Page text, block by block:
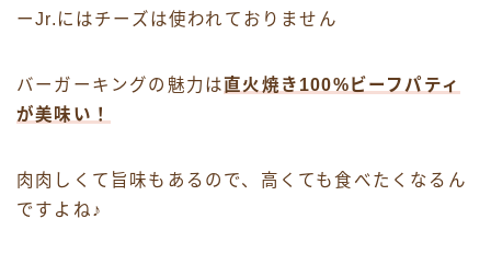
ーJr.にはチーズは使われておりません
バーガーキングの魅力は直火焼き100%ビーフパティ
が美味い！
肉肉しくて旨味もあるので、高くても食べたくなるん
ですよね♪